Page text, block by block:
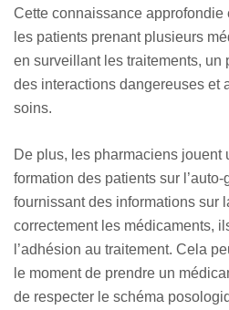
Cette connaissance approfondie
les patients prenant plusieurs
en surveillant les traitements, un
des interactions dangereuses et
soins.
De plus, les pharmaciens jouent
formation des patients sur
fournissant des informations sur
correctement les médicaments,
l’adhésion au traitement. Cela
le moment de prendre un
de respecter le schéma